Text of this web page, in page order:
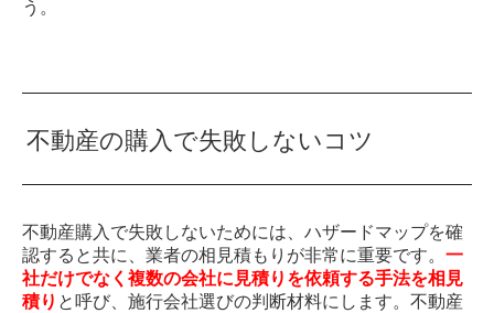
う。
不動産の購入で失敗しないコツ
不動産購入で失敗しないためには、ハザードマップを確
認すると共に、業者の相見積もりが非常に重要です。 一
社だけでなく複数の会社に見積りを依頼する手法を相見
積り と呼び、施行会社選びの判断材料にします。不動産